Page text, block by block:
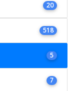
20
518
5
7